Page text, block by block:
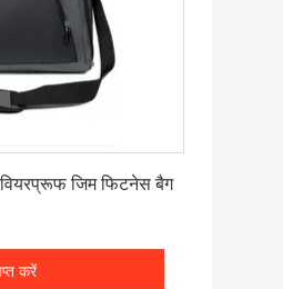
जिम फिटनेस बैग
करें